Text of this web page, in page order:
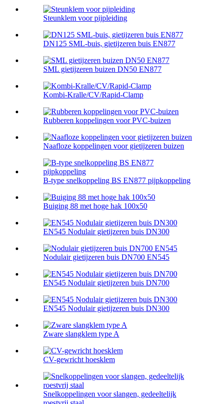
Steunklem voor pijpleiding
DN125 SML-buis, gietijzeren buis EN877
SML gietijzeren buizen DN50 EN877
Kombi-Kralle/CV/Rapid-Clamp
Rubberen koppelingen voor PVC-buizen
Naafloze koppelingen voor gietijzeren buizen
B-type snelkoppeling BS EN877 pijpkoppeling
Buiging 88 met hoge hak 100x50
EN545 Nodulair gietijzeren buis DN300
Nodulair gietijzeren buis DN700 EN545
EN545 Nodulair gietijzeren buis DN700
EN545 Nodulair gietijzeren buis DN300
Zware slangklem type A
CV-gewricht hoesklem
Snelkoppelingen voor slangen, gedeeltelijk